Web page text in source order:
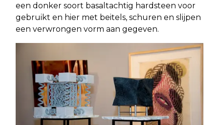
een donker soort basaltachtig hardsteen voor
gebruikt en hier met beitels, schuren en slijpen
een verwrongen vorm aan gegeven.